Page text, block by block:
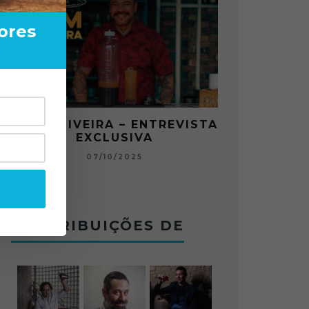
– ENTREVISTA
O ABRE DO BAR #11 —
CHARLES BETONEIRA
CONTRIBUIÇÕES DE